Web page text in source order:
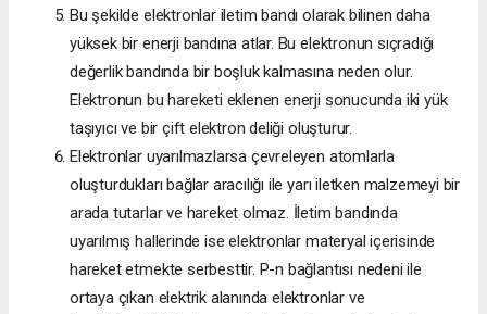
Bu şekilde elektronlar iletim bandı olarak bilinen daha
yüksek bir enerji bandına atlar. Bu elektronun sıçradığı
değerlik bandında bir boşluk kalmasına neden olur.
Elektronun bu hareketi eklenen enerji sonucunda iki yük
taşıyıcı ve bir çift elektron deliği oluşturur.
Elektronlar uyarılmazlarsa çevreleyen atomlarla
oluşturdukları bağlar aracılığı ile yarı iletken malzemeyi bir
arada tutarlar ve hareket olmaz. İletim bandında
uyarılmış hallerinde ise elektronlar materyal içerisinde
hareket etmekte serbesttir. P-n bağlantısı nedeni ile
ortaya çıkan elektrik alanında elektronlar ve